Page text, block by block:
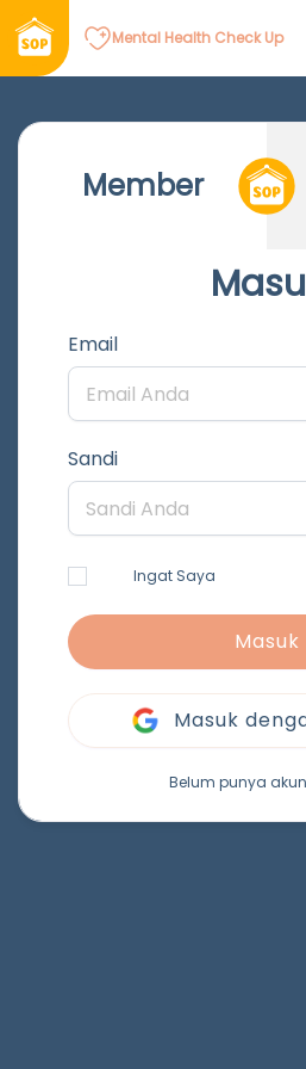
Mental Health Check Up
Member
Email
Sandi
Ingat Saya
Masuk
Masuk
Belum punya